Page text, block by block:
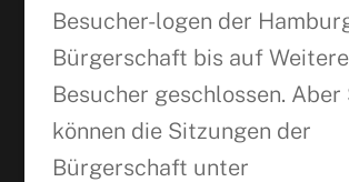
Besucher-logen der
Bürgerschaft bis auf
Besucher geschlossen. Aber
können die Sitzungen der
Bürgerschaft unter